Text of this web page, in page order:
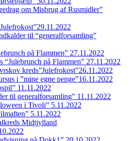
om Misbrug af Rusmidler”
til “generalforsamling”
på Flammen” 27.11.2022
“Julebrunch på Flammen” 27.11.2022
kreds”Julefrokost”26.11.2022
i ”mine egne penge”16.11.2022
11.11.2022
til generalforsamling” 11.11.2022
i Tivoli” 5.11.2022
5.11.2022
Midtjylland